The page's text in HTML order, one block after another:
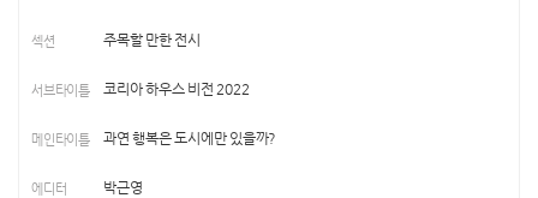
주목할 만한 전시
코리아 하우스 비전 2022
과연 행복은 도시에만 있을까?
박근영